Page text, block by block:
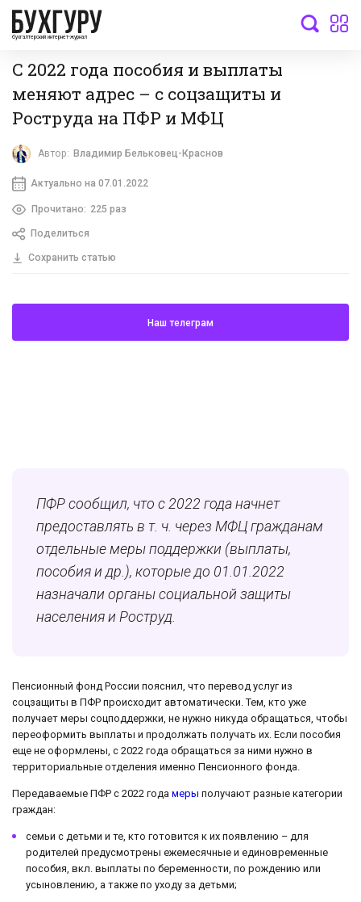
бухгалтерский интернет-журнал
С 2022 года пособия и выплаты
меняют адрес – с соцзащиты и
Роструда на ПФР и МФЦ
Автор: Владимир Бельковец-Краснов
Актуально на 07.01.2022
Прочитано: 225 раз
Поделиться
Сохранить статью
Наш телеграм
ПФР сообщил, что с 2022 года начнет
предоставлять в т. ч. через МФЦ гражданам
отдельные меры поддержки (выплаты,
пособия и др.), которые до 01.01.2022
назначали органы социальной защиты
населения и Роструд.
Пенсионный фонд России пояснил, что перевод услуг из
соцзащиты в ПФР происходит автоматически. Тем, кто уже
получает меры соцподдержки, не нужно никуда обращаться, чтобы
переоформить выплаты и продолжать получать их. Если пособия
еще не оформлены, с 2022 года обращаться за ними нужно в
территориальные отделения именно Пенсионного фонда.
Передаваемые ПФР с 2022 года меры получают разные категории
граждан:
семьи с детьми и те, кто готовится к их появлению – для
родителей предусмотрены ежемесячные и единовременные
пособия, вкл. выплаты по беременности, по рождению или
усыновлению, а также по уходу за детьми;